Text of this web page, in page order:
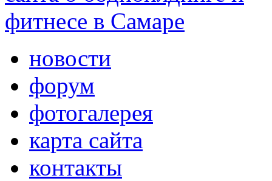
новости
форум
фотогалерея
карта сайта
контакты